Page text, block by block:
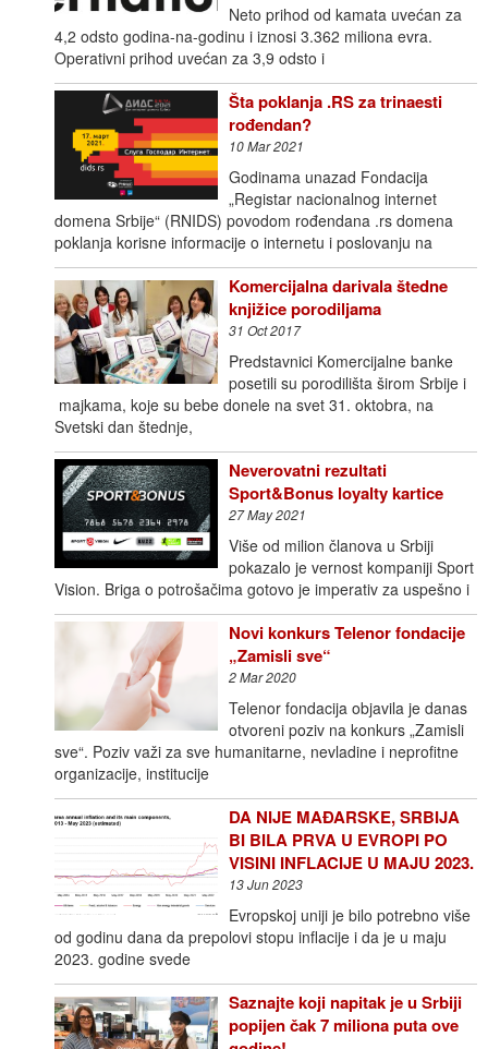
Neto prihod od kamata uvećan za
4,2 odsto godina-na-godinu i iznosi 3.362 miliona evra.
Operativni prihod uvećan za 3,9 odsto i
Šta poklanja .RS za trinaesti
rođendan?
10 Mar 2021
Godinama unazad Fondacija
„Registar nacionalnog internet
domena Srbije“ (RNIDS) povodom rođendana .rs domena
poklanja korisne informacije o internetu i poslovanju na
Komercijalna darivala štedne
knjižice porodiljama
31 Oct 2017
Predstavnici Komercijalne banke
posetili su porodilišta širom Srbije i
majkama, koje su bebe donele na svet 31. oktobra, na
Svetski dan štednje,
Neverovatni rezultati
Sport&Bonus loyalty kartice
27 May 2021
Više od milion članova u Srbiji
pokazalo je vernost kompaniji Sport
Vision. Briga o potrošačima gotovo je imperativ za uspešno i
Novi konkurs Telenor fondacije
„Zamisli sve“
2 Mar 2020
Telenor fondacija objavila je danas
otvoreni poziv na konkurs „Zamisli
sve“. Poziv važi za sve humanitarne, nevladine i neprofitne
organizacije, institucije
DA NIJE MAĐARSKE, SRBIJA
BI BILA PRVA U EVROPI PO
VISINI INFLACIJE U MAJU 2023.
13 Jun 2023
Evropskoj uniji je bilo potrebno više
od godinu dana da prepolovi stopu inflacije i da je u maju
2023. godine svede
Saznajte koji napitak je u Srbiji
popijen čak 7 miliona puta ove